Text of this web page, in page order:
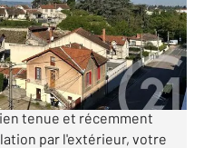
à vendre
Au sein d'une
tenue et récemment
par l'extérieur, votre